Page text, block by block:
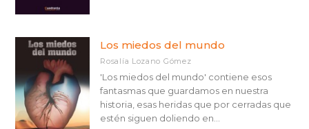
Los miedos del mundo
Rosalía Lozano Gómez
'Los miedos del mundo' contiene esos
fantasmas que guardamos en nuestra
historia, esas heridas que por cerradas que
estén siguen doliendo en...